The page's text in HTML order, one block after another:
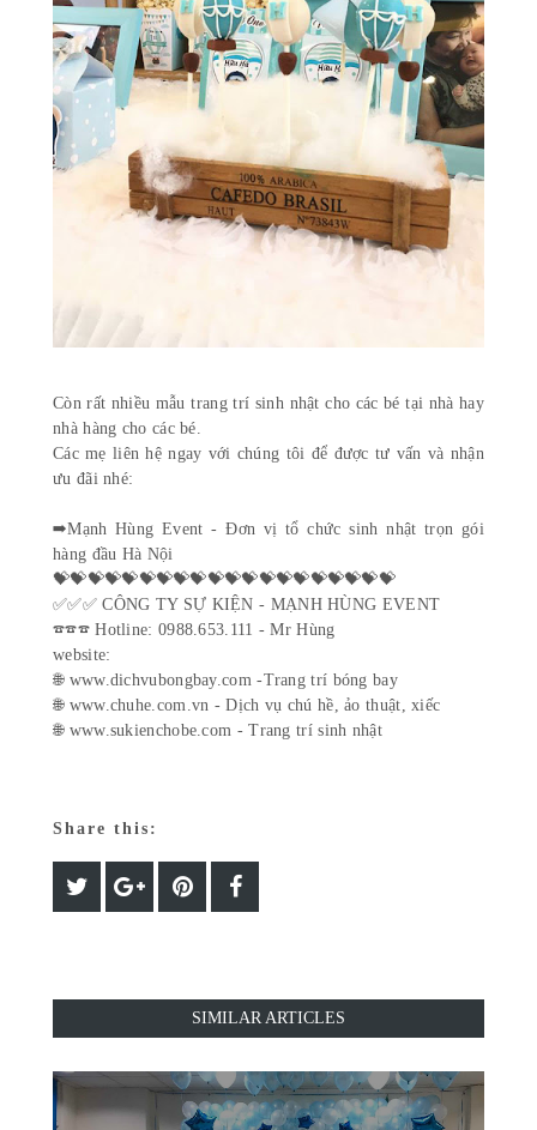
Còn rất nhiều mẫu trang trí sinh nhật cho các bé tại nhà hay
nhà hàng cho các bé.
Các mẹ liên hệ ngay với chúng tôi để được tư vấn và nhận
ưu đãi nhé:
➡️Mạnh Hùng Event - Đơn vị tổ chức sinh nhật trọn gói
hàng đầu Hà Nội
💝💝💝💝💝💝💝💝💝💝💝💝💝💝💝💝💝💝💝💝
✅✅✅ CÔNG TY SỰ KIỆN - MẠNH HÙNG EVENT
☎️☎️☎️ Hotline: 0988.653.111 - Mr Hùng
website:
🌐 www.dichvubongbay.com -Trang trí bóng bay
🌐 www.chuhe.com.vn - Dịch vụ chú hề, ảo thuật, xiếc
🌐 www.sukienchobe.com - Trang trí sinh nhật
Share this:
SIMILAR ARTICLES